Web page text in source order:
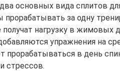
основных вида сплитов
прорабатывать за одну
нагрузку в жимовых
упражнения на
прорабатываться в день
стрессов.